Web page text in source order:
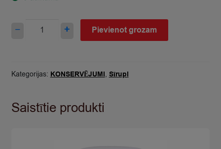
−
Sīrups
zemeņu
quantity
+ Pievienot grozam
Kategorijas: KONSERVĒJUMI, Sīrupi
Saistītie produkti